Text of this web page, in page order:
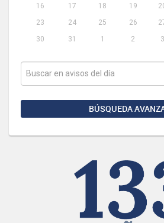
16
17 18 19
23
24 25 26
30
31 1 2 3
BÚSQUEDA